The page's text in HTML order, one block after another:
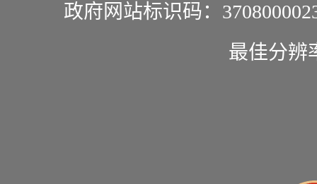
政府网站标识码：
最佳分辨